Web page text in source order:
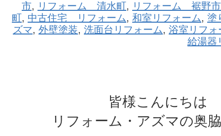
市, リフォーム 清水町, リフォーム 裾野市
町, 中古住宅 リフォーム, 和室リフォーム, 塗
ズマ, 外壁塗装, 洗面台リフォーム, 浴室リフォ
給湯器
皆様こんにちは
リフォーム・アズマの奥